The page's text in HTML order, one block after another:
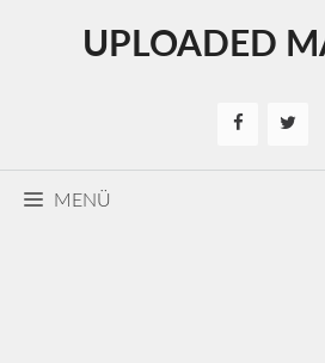
UPLOADED
MENÜ